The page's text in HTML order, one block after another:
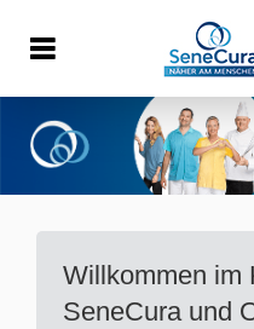
Willkommen im
SeneCura und